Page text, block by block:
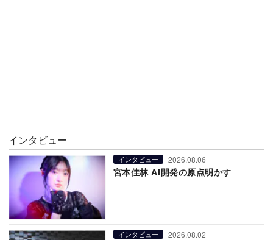
インタビュー
インタビュー 2026.08.06
宮本佳林 AI開発の原点明かす
インタビュー 2026.08.02